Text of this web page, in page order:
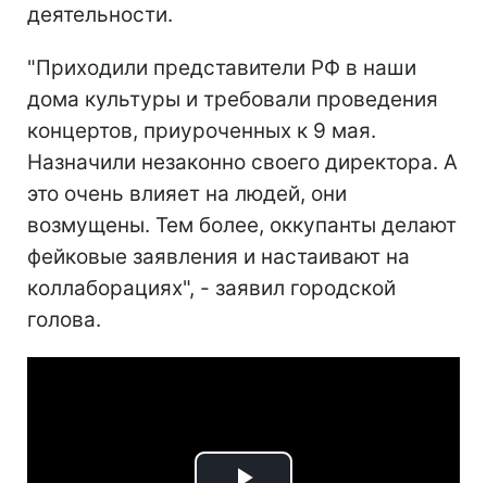
деятельности.
"Приходили представители РФ в наши
дома культуры и требовали проведения
концертов, приуроченных к 9 мая.
Назначили незаконно своего директора. А
это очень влияет на людей, они
возмущены. Тем более, оккупанты делают
фейковые заявления и настаивают на
коллаборациях", - заявил городской
голова.